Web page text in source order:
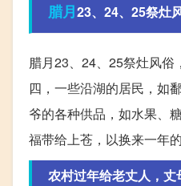
腊月23、24、25祭灶
腊月23、24、25祭灶风
四，一些沿湖的居民，如
爷的各种供品，如水果、
福带给上苍，以换来一年
农村过年给老丈人，